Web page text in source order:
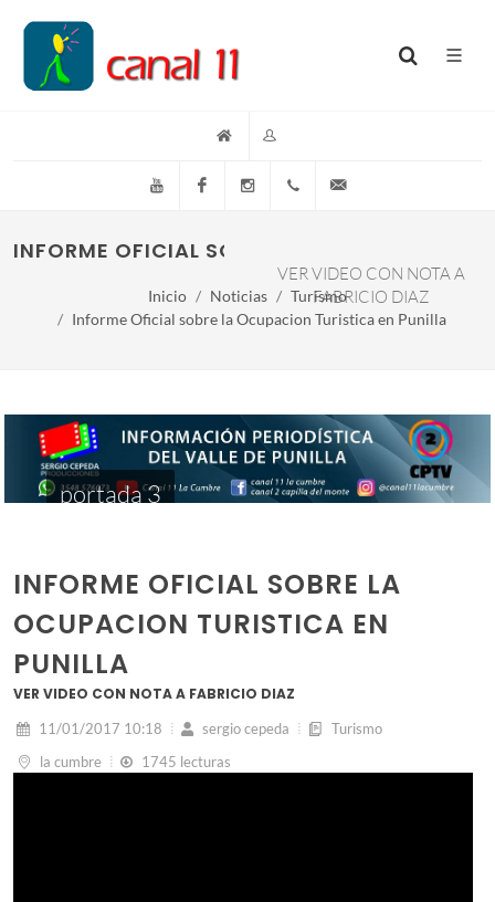
YouTube FacebookInstagram(+54)(9)3548-576073
INFORME OFICIAL SOBRE LA OCUPACION
VER VIDEO CON NOTA A
FABRICIO DIAZ
Inicio Noticias
Turismo
Informe Oficial sobre la Ocupacion Turistica en Punilla
portada 3
INFORME OFICIAL SOBRE LA
OCUPACION TURISTICA EN
PUNILLA
VER VIDEO CON NOTA A FABRICIO DIAZ
11/01/2017 10:18 sergio cepeda
Turismo
la cumbre
1745 lecturas